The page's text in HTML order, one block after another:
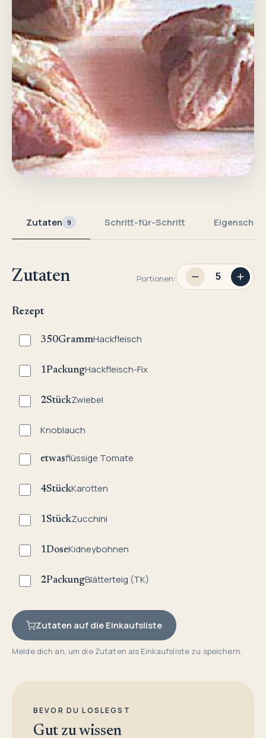
Zutaten 9 Schritt-für-Schritt
Zutaten Portionen:
Rezept
350GrammHackfleisch
1PackungHackfleisch-Fix
2StückZwiebel
Knoblauch
etwasflüssige Tomate
4StückKarotten
1StückZucchini
1DoseKidneybohnen
2PackungBlätterteig (TK)
Zutaten auf die Einkaufsliste
Melde dich an, um die Zutaten als Einkaufsliste zu speichern.
BEVOR DU LOSLEGST
Gut zu wissen